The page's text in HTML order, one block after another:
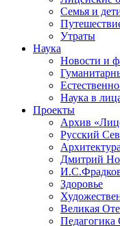
Семья и
Утраты
Наука
Новости и
Наука в
Проекты
Архив
Русский
Дмитрий
Здоровье
Великая
Педагогика